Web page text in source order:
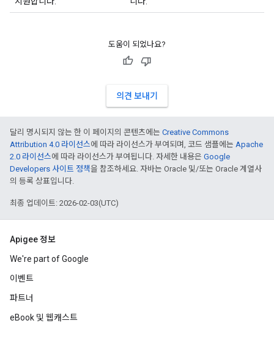
도움이 되었나요?
의견 보내기
달리 명시되지 않는 한 이 페이지의 콘텐츠에는 Creative Commons
Attribution 4.0 라이선스에 따라 라이선스가 부여되며, 코드 샘플에는 Apache
2.0 라이선스에 따라 라이선스가 부여됩니다. 자세한 내용은 Google
Developers 사이트 정책을 참조하세요. 자바는 Oracle 및/또는 Oracle 계열사
의 등록 상표입니다.
최종 업데이트: 2026-02-03(UTC)
Apigee 정보
We're part of Google
이벤트
파트너
eBook 및 웹캐스트